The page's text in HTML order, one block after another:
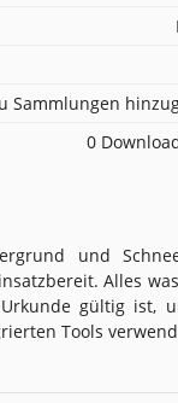
Sammlungen
0
und
Alles
gültig ist,
Tools